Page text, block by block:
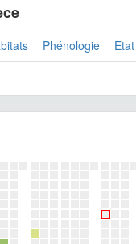
Phénologie